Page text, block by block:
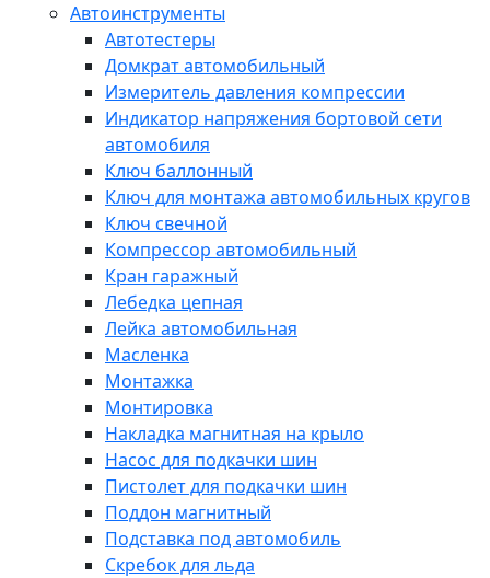
Автоинструменты
Автотестеры
Домкрат автомобильный
Измеритель давления компрессии
Индикатор напряжения бортовой сети
автомобиля
Ключ баллонный
Ключ для монтажа автомобильных кругов
Ключ свечной
Компрессор автомобильный
Кран гаражный
Лебедка цепная
Лейка автомобильная
Масленка
Монтажка
Монтировка
Накладка магнитная на крыло
Насос для подкачки шин
Пистолет для подкачки шин
Поддон магнитный
Подставка под автомобиль
Скребок для льда